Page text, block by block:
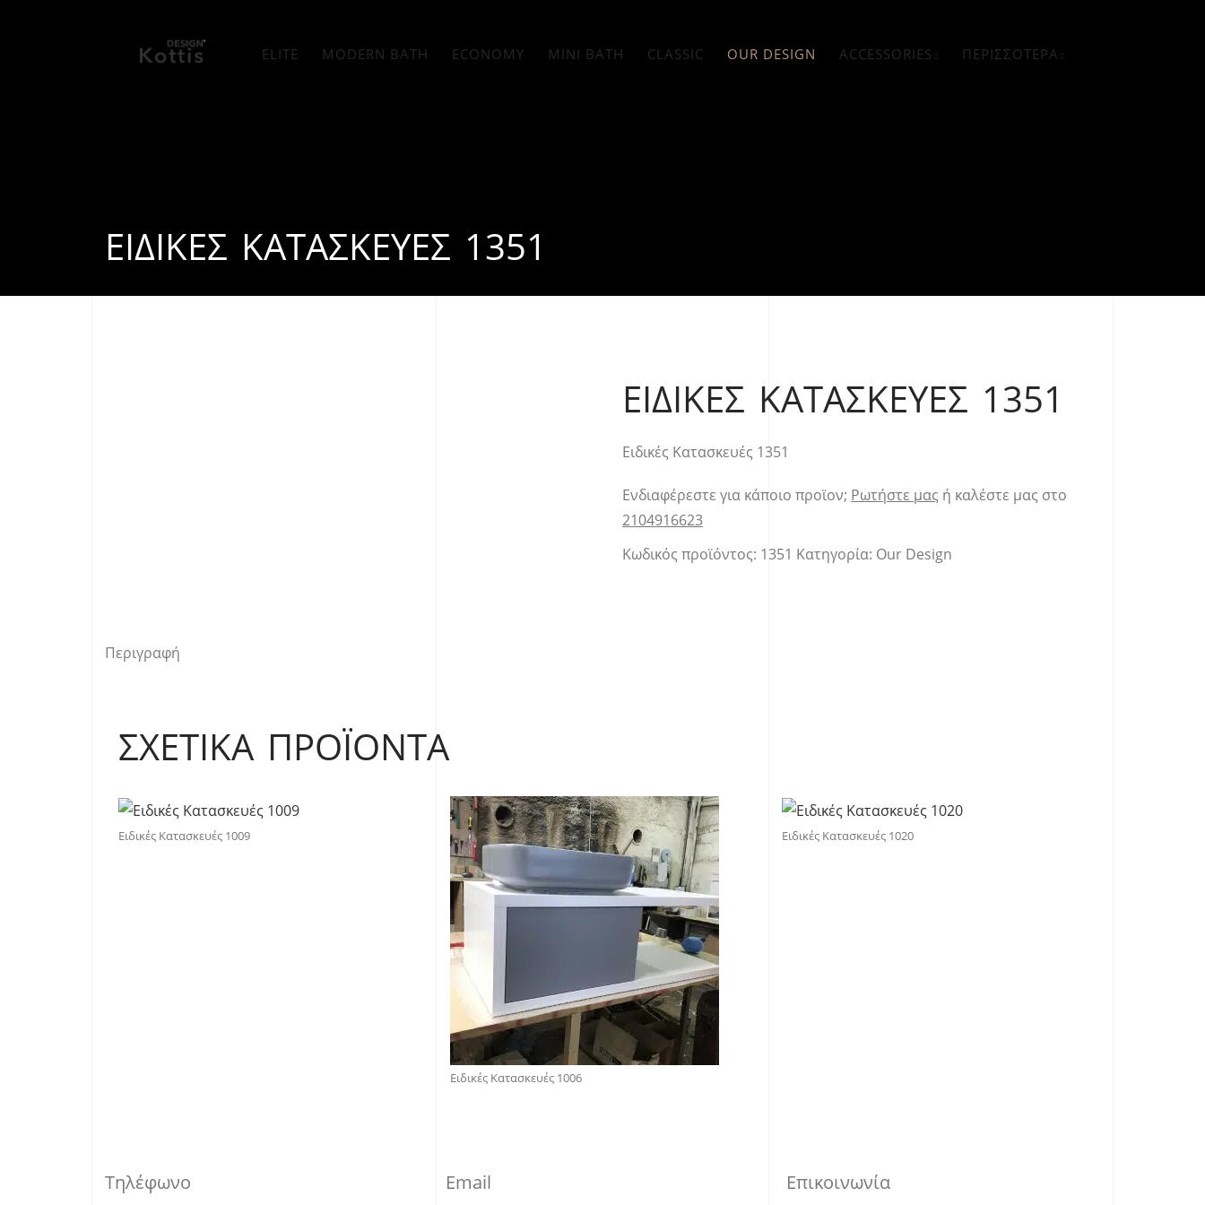
ELITE MODERN BATH ECONOMY MINI BATH CLASSIC OUR DESIGN ACCESSORIES ΠΕΡΙΣΣΌΤΕΡΑ
ΕΙΔΙΚΈΣ ΚΑΤΑΣΚΕΥΈΣ 1351
ΕΙΔΙΚΈΣ ΚΑΤΑΣΚΕΥΈΣ 1351
Ειδικές Κατασκευές 1351
Ενδιαφέρεστε για κάποιο προϊον; Ρωτήστε μας ή καλέστε μας στο
2104916623
Κωδικός προϊόντος: 1351 Κατηγορία: Our Design
Περιγραφή
ΣΧΕΤΙΚΆ ΠΡΟΪΌΝΤΑ
Ειδικές Κατασκευές 1009
Ειδικές Κατασκευές 1006
Ειδικές Κατασκευές 1020
Τηλέφωνο Email Επικοινωνία